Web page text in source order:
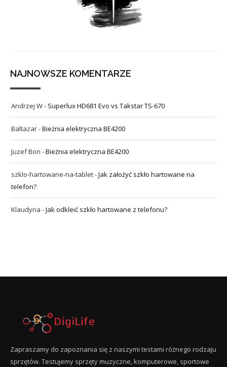
NAJNOWSZE KOMENTARZE
Andrzej W- Superlux HD681 Evo vs Takstar TS-670
Baltazar-Bieżnia elektryczna BE4200
Juzef Bon -Bieżnia elektryczna BE4200
szklo-hartowane-na-tablet-Jak założyć szkło hartowane na
telefon?
Klaudyna -Jak odkleić szkło hartowane z telefonu?
Zapraszamy do zapoznania się z naszymi testami różnego rodzaju
sprzętów. Testujemy sprzęty muzyczne, komputerowe, sportowe